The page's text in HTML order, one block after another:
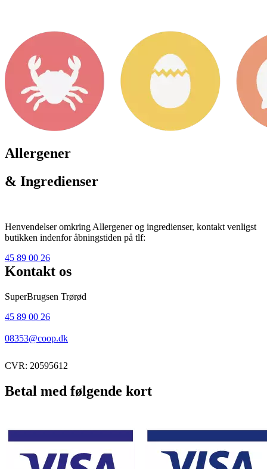
Allergener
& Ingredienser
Henvendelser omkring Allergener og ingredienser, kontakt venligst
butikken indenfor åbningstiden på tlf:
45 89 00 26
Kontakt os
SuperBrugsen Trørød
45 89 00 26
08353@coop.dk
CVR: 20595612
Betal med følgende kort